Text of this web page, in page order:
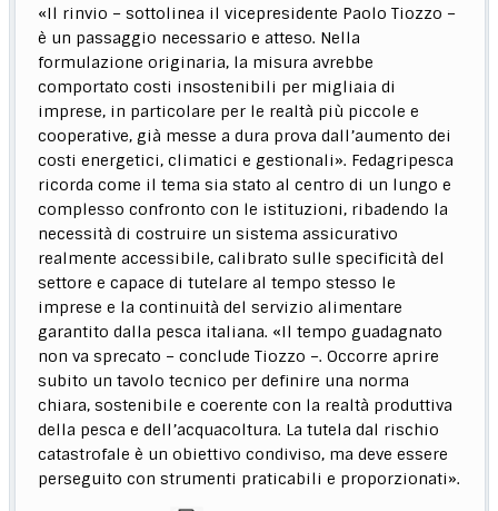
«Il rinvio – sottolinea il vicepresidente Paolo Tiozzo –
è un passaggio necessario e atteso. Nella
formulazione originaria, la misura avrebbe
comportato costi insostenibili per migliaia di
imprese, in particolare per le realtà più piccole e
cooperative, già messe a dura prova dall’aumento dei
costi energetici, climatici e gestionali». Fedagripesca
ricorda come il tema sia stato al centro di un lungo e
complesso confronto con le istituzioni, ribadendo la
necessità di costruire un sistema assicurativo
realmente accessibile, calibrato sulle specificità del
settore e capace di tutelare al tempo stesso le
imprese e la continuità del servizio alimentare
garantito dalla pesca italiana. «Il tempo guadagnato
non va sprecato – conclude Tiozzo –. Occorre aprire
subito un tavolo tecnico per definire una norma
chiara, sostenibile e coerente con la realtà produttiva
della pesca e dell’acquacoltura. La tutela dal rischio
catastrofale è un obiettivo condiviso, ma deve essere
perseguito con strumenti praticabili e proporzionati».